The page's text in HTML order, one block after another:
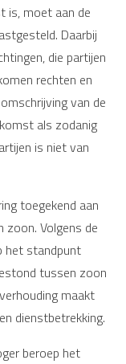
is, moet aan de
Daarbij
die partijen
rechten en
van de
als zodanig
is niet van
toegekend aan
zoon. Volgens de
het standpunt
tussen zoon
maakt
dienstbetrekking.
beroep het